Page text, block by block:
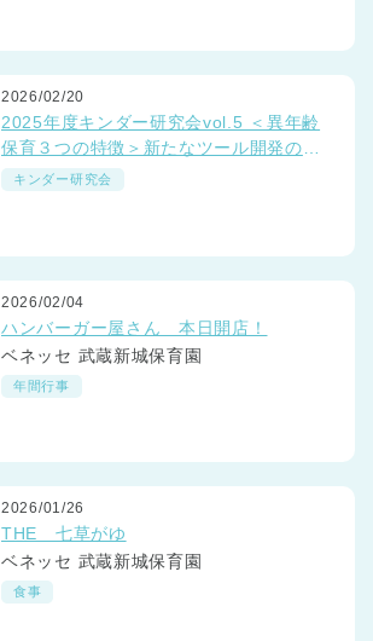
2026/02/20
2025年度キンダー研究会vol.5 ＜異年齢
保育３つの特徴＞新たなツール開発の取
り組み
キンダー研究会
2026/02/04
ハンバーガー屋さん 本日開店！
ベネッセ 武蔵新城保育園
年間行事
2026/01/26
THE 七草がゆ
ベネッセ 武蔵新城保育園
食事